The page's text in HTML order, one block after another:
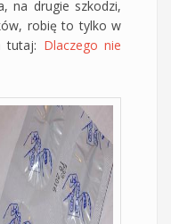
na drugie szkodzi,
robię to tylko w
tutaj: Dlaczego nie